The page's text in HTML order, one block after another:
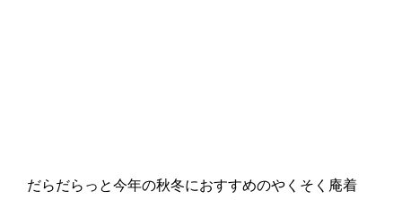
だらだらっと今年の秋冬におすすめのやくそく庵着